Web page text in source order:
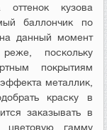
оттенок кузова
баллончик по
данный момент
поскольку
покрытиям
металлик,
краску в
заказывать в
цветовую гамму